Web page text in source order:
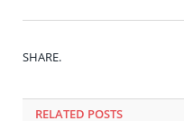
SHARE.
RELATED POSTS